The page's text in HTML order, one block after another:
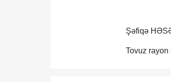
Şəfiqə
Tovuz